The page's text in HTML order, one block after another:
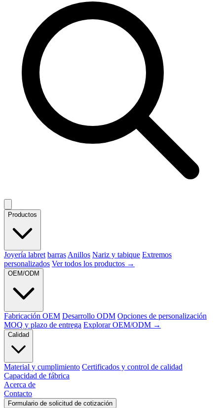
Productos
Joyería labret barras Anillos Nariz y tabique Extremos
personalizados Ver todos los productos →
OEM/ODM
Fabricación OEM Desarrollo ODM Opciones de personalización
MOQ y plazo de entrega Explorar OEM/ODM →
Calidad
Material y cumplimiento Certificados y control de calidad
Capacidad de fábrica
Acerca de
Contacto
Formulario de solicitud de cotización